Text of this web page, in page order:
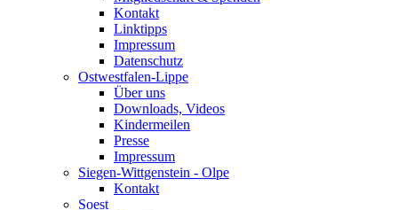
Kontakt
Linktipps
Impressum
Datenschutz
Ostwestfalen-Lippe
Über uns
Downloads, Videos
Kindermeilen
Presse
Impressum
Siegen-Wittgenstein - Olpe
Kontakt
Soest